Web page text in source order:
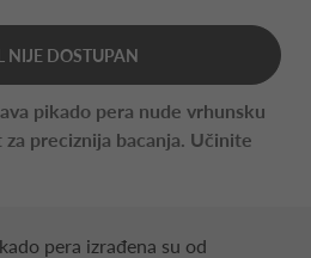
NIJE DOSTUPAN
pikado pera nude vrhunsku
preciznija bacanja. Učinite
pera izrađena su od